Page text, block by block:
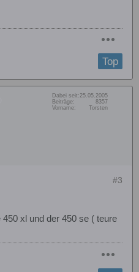
Top
Dabei seit:25.05.2005
Beiträge:
8357
Vorname:
Torsten
#3
xl und der 450 se ( teure